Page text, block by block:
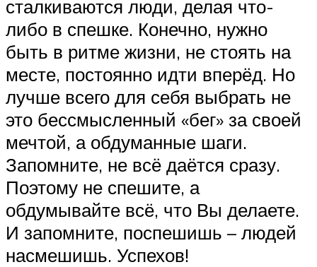
сталкиваются люди, делая что-
либо в спешке. Конечно, нужно
быть в ритме жизни, не стоять на
месте, постоянно идти вперёд. Но
лучше всего для себя выбрать не
это бессмысленный «бег» за своей
мечтой, а обдуманные шаги.
Запомните, не всё даётся сразу.
Поэтому не спешите, а
обдумывайте всё, что Вы делаете.
И запомните, поспешишь – людей
насмешишь. Успехов!